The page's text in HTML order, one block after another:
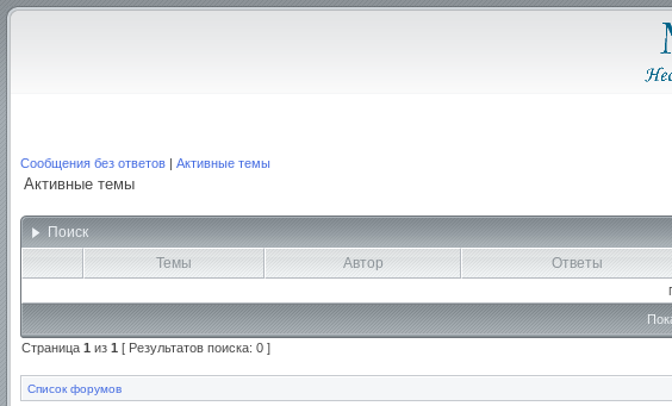
Сообщения без ответов | Активные темы
Активные темы
Поиск
Темы
Автор Ответы
Страница 1 из 1 [ Результатов поиска: 0 ]
Список форумов